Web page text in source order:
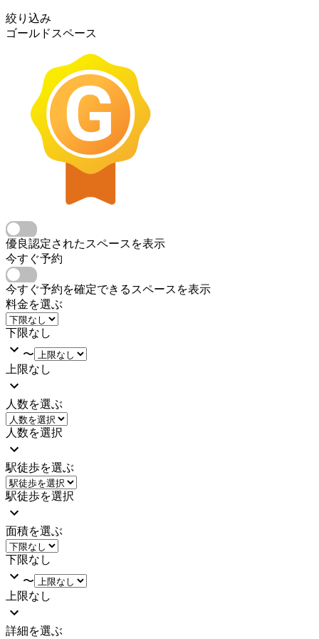
絞り込み
ゴールドスペース
優良認定されたスペースを表示
今すぐ予約
今すぐ予約を確定できるスペースを表示
料金を選ぶ
下限なし
〜
上限なし
人数を選ぶ
人数を選択
駅徒歩を選ぶ
駅徒歩を選択
面積を選ぶ
下限なし
〜
上限なし
詳細を選ぶ